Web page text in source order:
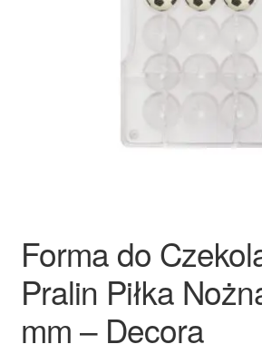
Ozdoby na tort weselny
Forma do
Pralin Piłka
mm – Decora